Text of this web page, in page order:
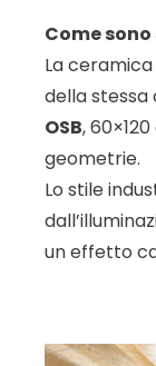
Come
La ceramica
della stessa
OSB,
geometrie.
Lo stile
un effetto